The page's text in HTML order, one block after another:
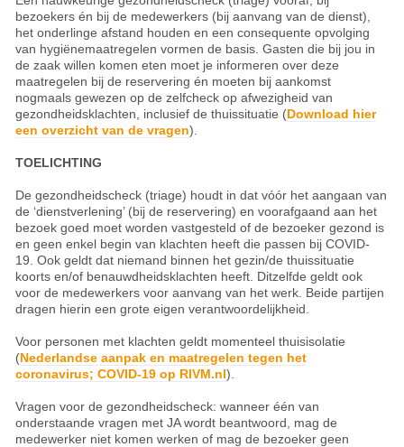
bezoekers én bij de medewerkers (bij aanvang van de dienst),
het onderlinge afstand houden en een consequente opvolging
van hygiënemaatregelen vormen de basis. Gasten die bij jou in
de zaak willen komen eten moet je informeren over deze
maatregelen bij de reservering én moeten bij aankomst
nogmaals gewezen op de zelfcheck op afwezigheid van
gezondheidsklachten, inclusief de thuissituatie (Download hier
een overzicht van de vragen).
TOELICHTING
De gezondheidscheck (triage) houdt in dat vóór het aangaan van
de ‘dienstverlening’ (bij de reservering) en voorafgaand aan het
bezoek goed moet worden vastgesteld of de bezoeker gezond is
en geen enkel begin van klachten heeft die passen bij COVID-
19. Ook geldt dat niemand binnen het gezin/de thuissituatie
koorts en/of benauwdheidsklachten heeft. Ditzelfde geldt ook
voor de medewerkers voor aanvang van het werk. Beide partijen
dragen hierin een grote eigen verantwoordelijkheid.
Voor personen met klachten geldt momenteel thuisisolatie
(Nederlandse aanpak en maatregelen tegen het
coronavirus; COVID-19 op RIVM.nl).
Vragen voor de gezondheidscheck: wanneer één van
onderstaande vragen met JA wordt beantwoord, mag de
medewerker niet komen werken of mag de bezoeker geen